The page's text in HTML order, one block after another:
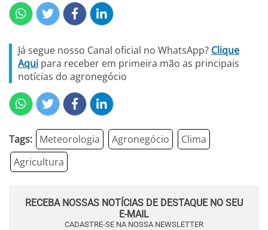
Já segue nosso Canal oficial no WhatsApp? Clique
Aqui para receber em primeira mão as principais
notícias do agronegócio
Tags: Meteorologia Agronegócio
Clima
Agricultura
RECEBA NOSSAS NOTÍCIAS DE DESTAQUE NO SEU
E-MAIL
CADASTRE-SE NA NOSSA NEWSLETTER